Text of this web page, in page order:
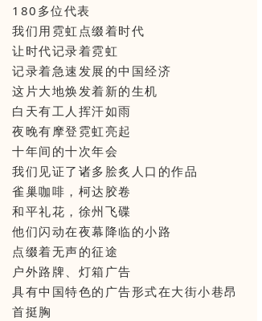
180多位代表
我们用霓虹点缀着时代
让时代记录着霓虹
记录着急速发展的中国经济
这片大地焕发着新的生机
白天有工人挥汗如雨
夜晚有摩登霓虹亮起
十年间的十次年会
我们见证了诸多脍炙人口的作品
雀巢咖啡，柯达胶卷
和平礼花，徐州飞碟
他们闪动在夜幕降临的小路
点缀着无声的征途
户外路牌、灯箱广告
具有中国特色的广告形式在大街小巷昂
首挺胸